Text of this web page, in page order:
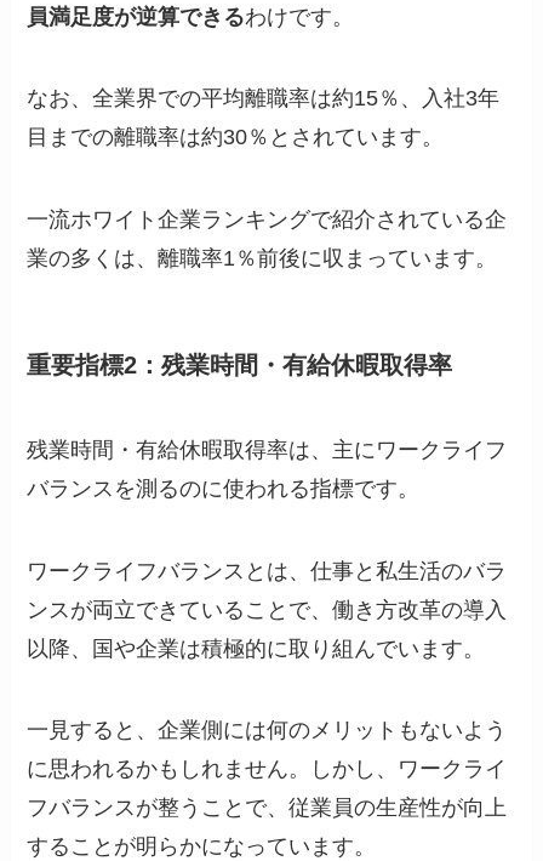
員満足度が逆算できるわけです。
なお、全業界での平均離職率は約15％、入社3年
目までの離職率は約30％とされています。
一流ホワイト企業ランキングで紹介されている企
業の多くは、離職率1％前後に収まっています。
重要指標2：残業時間・有給休暇取得率
残業時間・有給休暇取得率は、主にワークライフ
バランスを測るのに使われる指標です。
ワークライフバランスとは、仕事と私生活のバラ
ンスが両立できていることで、働き方改革の導入
以降、国や企業は積極的に取り組んでいます。
一見すると、企業側には何のメリットもないよう
に思われるかもしれません。しかし、ワークライ
フバランスが整うことで、従業員の生産性が向上
することが明らかになっています。